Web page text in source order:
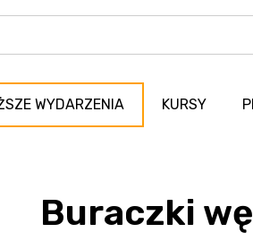
WYDARZENIA KURSY
Buraczki